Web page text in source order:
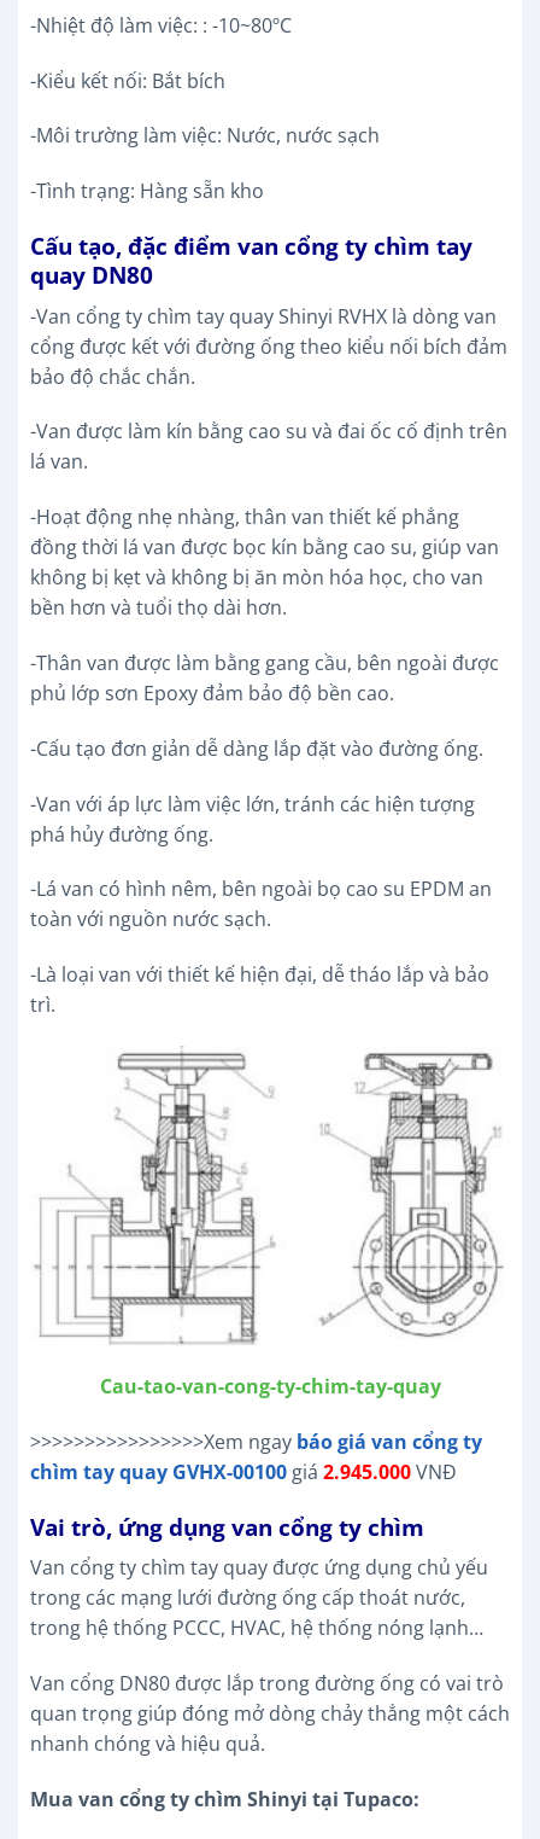
-Nhiệt độ làm việc: : -10~80ºC
-Kiểu kết nối: Bắt bích
-Môi trường làm việc: Nước, nước sạch
-Tình trạng: Hàng sẵn kho
Cấu tạo, đặc điểm van cổng ty chìm tay
quay DN80
-Van cổng ty chìm tay quay Shinyi RVHX là dòng van
cổng được kết với đường ống theo kiểu nối bích đảm
bảo độ chắc chắn.
-Van được làm kín bằng cao su và đai ốc cố định trên
lá van.
-Hoạt động nhẹ nhàng, thân van thiết kế phẳng
đồng thời lá van được bọc kín bằng cao su, giúp van
không bị kẹt và không bị ăn mòn hóa học, cho van
bền hơn và tuổi thọ dài hơn.
-Thân van được làm bằng gang cầu, bên ngoài được
phủ lớp sơn Epoxy đảm bảo độ bền cao.
-Cấu tạo đơn giản dễ dàng lắp đặt vào đường ống.
-Van với áp lực làm việc lớn, tránh các hiện tượng
phá hủy đường ống.
-Lá van có hình nêm, bên ngoài bọ cao su EPDM an
toàn với nguồn nước sạch.
-Là loại van với thiết kế hiện đại, dễ tháo lắp và bảo
trì.
Cau-tao-van-cong-ty-chim-tay-quay
>>>>>>>>>>>>>>>>Xem ngay báo giá van cổng ty
chìm tay quay GVHX-00100 giá 2.945.000VNĐ
Vai trò, ứng dụng van cổng ty chìm
Van cổng ty chìm tay quay được ứng dụng chủ yếu
trong các mạng lưới đường ống cấp thoát nước,
trong hệ thống PCCC, HVAC, hệ thống nóng lạnh…
Van cổng DN80 được lắp trong đường ống có vai trò
quan trọng giúp đóng mở dòng chảy thẳng một cách
nhanh chóng và hiệu quả.
Mua van cổng ty chìm Shinyi tại Tupaco: